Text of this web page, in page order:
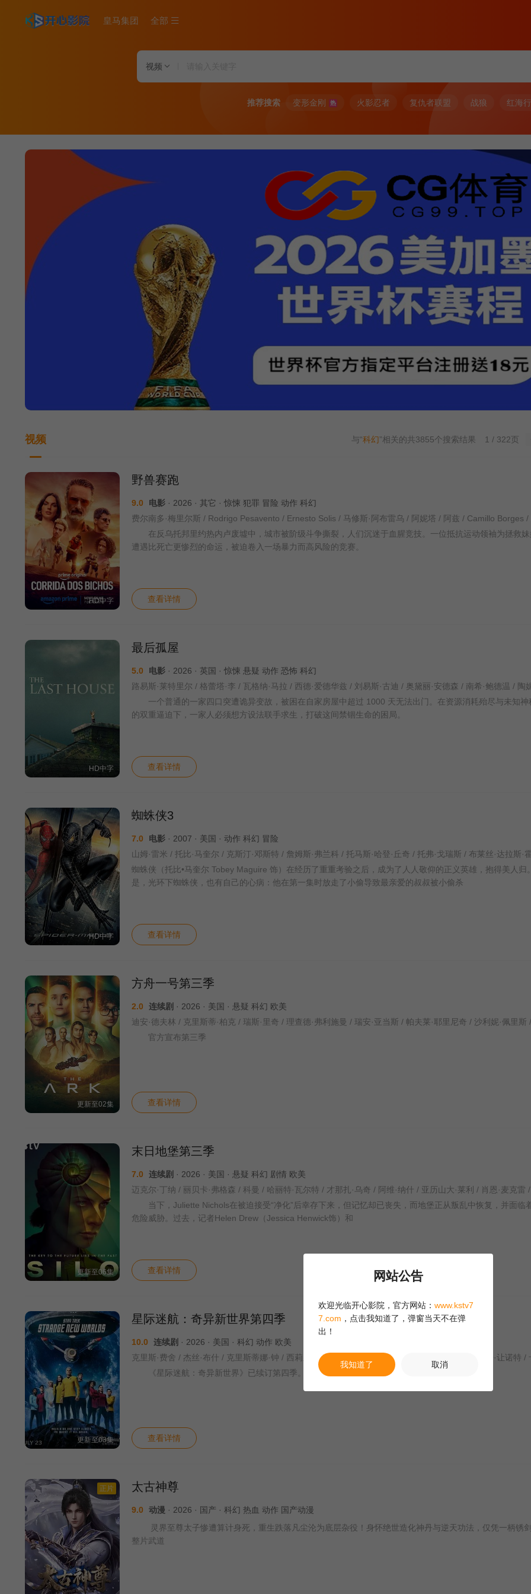
皇马集团 全部
视频
推荐搜索 变形金刚 热 火影忍者 复仇者联盟 战狼 红海
视频 1 / 322页
与“科幻”相关的共3855个搜索结果
HD中字
野兽赛跑
9.0 电影 · 2026 · 其它 · 惊悚 犯罪 冒险 动作 科幻
在反乌托邦里约热内卢废墟中，城市被阶级斗争撕裂，人们沉迷于血腥竞技。一位抵抗运动领袖为拯救妹
遭遇比死亡更惨烈的命运，被迫卷入一场暴力而高风险的竞赛。
查看详情
HD中字
最后孤屋
5.0 电影 · 2026 · 英国 · 惊悚 悬疑 动作 恐怖 科幻
一个普通的一家四口突遭诡异变故，被困在自家房屋中超过 1000 天无法出门。在资源消耗殆尽与未知神
的双重逼迫下，一家人必须想方设法联手求生，打破这间禁锢生命的困局。
查看详情
HD中字
蜘蛛侠3
7.0 电影 · 2007 · 美国 · 动作 科幻 冒险
蜘蛛侠（托比•马奎尔 Tobey Maguire 饰）在经历了重重考验之后，成为了人人敬仰的正义英雄，抱得美人归
是，光环下蜘蛛侠，也有自己的心病：他在第一集时放走了小偷导致最亲爱的叔叔被小偷杀
查看详情
更新至02集
方舟一号第三季
2.0 连续剧 · 2026 · 美国 · 悬疑 科幻 欧美
官方宣布第三季
查看详情
更新至06集
末日地堡第三季
7.0 连续剧 · 2026 · 美国 · 悬疑 科幻 剧情 欧美
当下，Juliette Nichols在被迫接受“净化”后幸存下来，但记忆却已丧失，而地堡正从叛乱中恢复，并面临
危险威胁。过去，记者Helen Drew（Jessica Henwick饰）和
查看详情
更新至03集
星际迷航：奇异新世界第四季
10.0 连续剧 · 2026 · 美国 · 科幻 动作 欧美
《星际迷航：奇异新世界》已续订第四季。
查看详情
正片 太古神尊
9.0 动漫 · 2026 · 国产 · 科幻 热血 动作 国产动漫
灵界至尊太子惨遭算计身死，重生跌落凡尘沦为底层杂役！身怀绝世造化神丹与逆天功法，仅凭一柄锈
整片武道
网站公告
欢迎光临开心影院，官方网站： www.kstv7
7.com ，点击我知道了，弹窗当天不在弹
出！
我知道了 取消